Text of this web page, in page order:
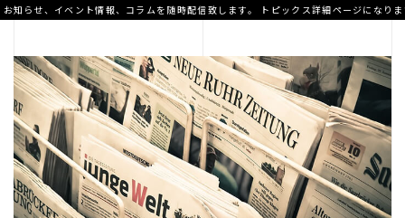
A.T home
知らせ、イベント情報、コラムを随時配信致します。 トピックス詳細ページになり